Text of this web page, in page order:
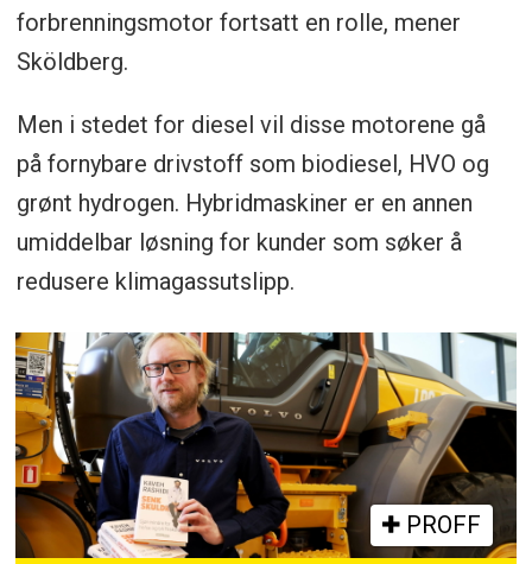
forbrenningsmotor fortsatt en rolle, mener
Sköldberg.
Men i stedet for diesel vil disse motorene gå
på fornybare drivstoff som biodiesel, HVO og
grønt hydrogen. Hybridmaskiner er en annen
umiddelbar løsning for kunder som søker å
redusere klimagassutslipp.
PROFF